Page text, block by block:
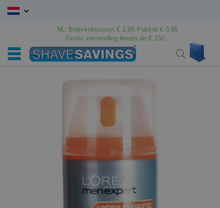
Ga
NL: Brievenbuspost € 2,95 Pakket € 5,95
Gratis verzending boven de € 150,-
Search